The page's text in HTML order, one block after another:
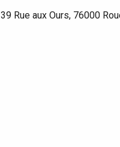
39 Rue aux Ours, 76000